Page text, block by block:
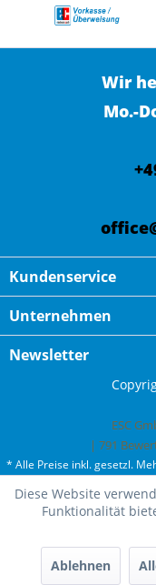
Wir
Mo.-
Kundenservice
Unternehmen
Newsletter
ESC
| 791
* Alle Preise inkl. gesetzl.
50¤ Bestellwert und
ausgenommen Gefahrgut.
Diese Website
Funktionalität
Ablehnen